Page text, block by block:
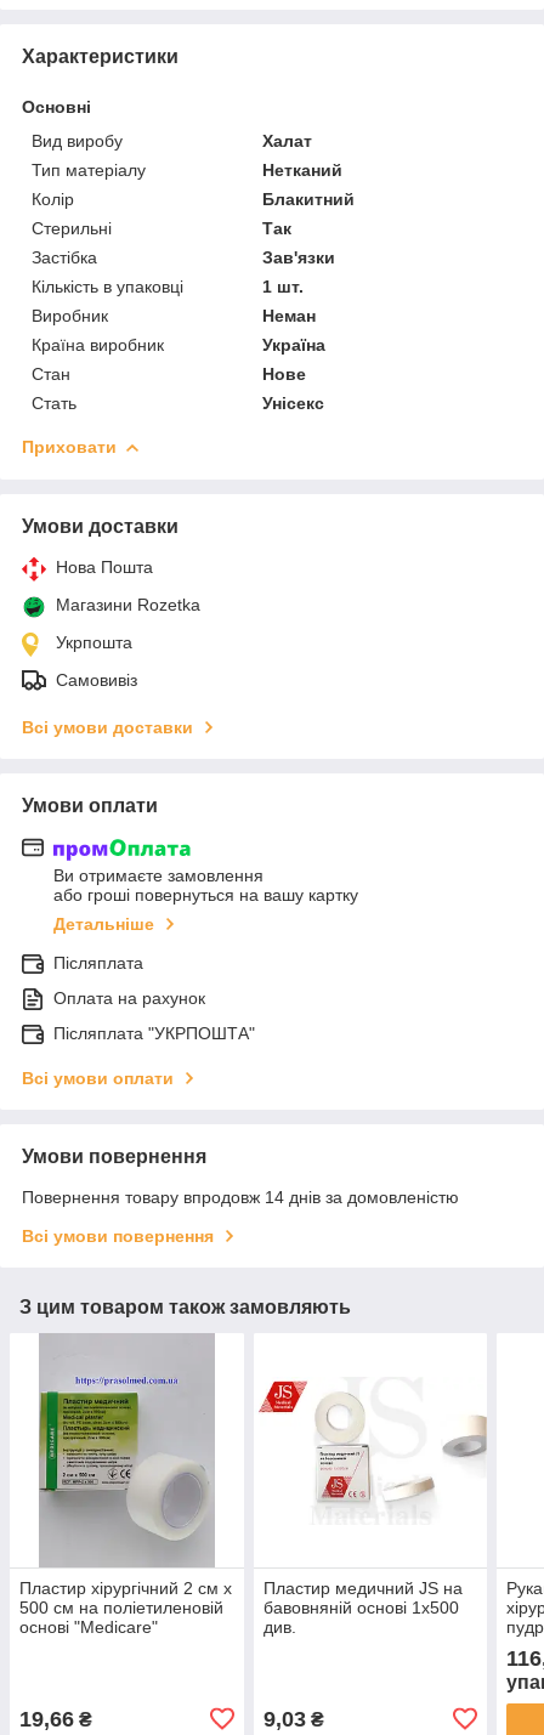
Характеристики
Основні
Вид виробу
Халат
Тип матеріалу
Нетканий
Колір
Блакитний
Стерильні
Так
Застібка
Зав'язки
Кількість в упаковці
1 шт.
Виробник
Неман
Країна виробник
Україна
Стан
Нове
Стать
Унісекс
Приховати
Умови доставки
Нова Пошта
Магазини Rozetka
Укрпошта
Самовивіз
Всі умови доставки
Умови оплати
Ви отримаєте замовлення
або гроші повернуться на вашу картку
Детальніше
Післяплата
Оплата на рахунок
Післяплата "УКРПОШТА"
Всі умови оплати
Умови повернення
Повернення товару впродовж 14 днів за домовленістю
Всі умови повернення
З цим товаром також замовляють
Пластир хірургічний 2 см х
500 см на поліетиленовій
основі "Medicare"
19,66 ₴
Пластир медичний JS на
бавовняній основі 1х500
див.
9,03₴